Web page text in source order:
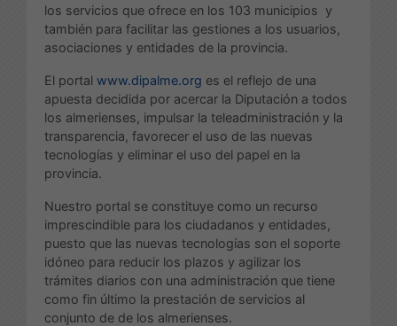
los servicios que ofrece en los 103 municipios y
también para facilitar las gestiones a los usuarios,
asociaciones y entidades de la provincia.
El portal www.dipalme.org es el reflejo de una
apuesta decidida por acercar la Diputación a todos
los almerienses, impulsar la teleadministración y la
transparencia, favorecer el uso de las nuevas
tecnologías y eliminar el uso del papel en la
provincia.
Nuestro portal se constituye como un recurso
imprescindible para los ciudadanos y entidades,
puesto que las nuevas tecnologías son el soporte
idóneo para reducir los plazos y agilizar los
trámites diarios con una administración que tiene
como fin último la prestación de servicios al
conjunto de de los almerienses.